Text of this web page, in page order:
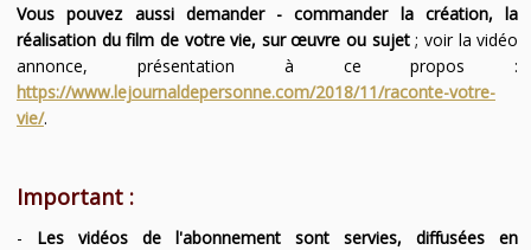
Vous pouvez aussi demander - commander la création, la
réalisation du film de votre vie, sur œuvre ou sujet; voir la vidéo
annonce, présentation à ce propos :
https://www.lejournaldepersonne.com/2018/11/raconte-votre-
vie/.
Important :
- Les vidéos de l'abonnement sont servies, diffusées en